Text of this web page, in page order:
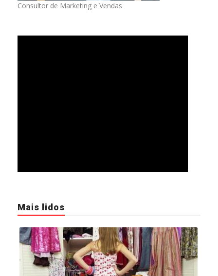
Consultor de Marketing e Vendas
Mais lidos